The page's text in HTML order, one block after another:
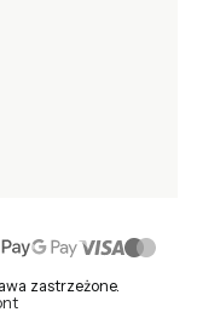
zastrzeżone.